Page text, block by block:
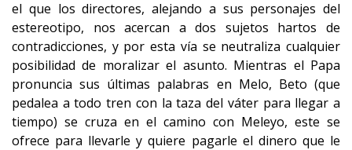
el que los directores, alejando a sus personajes del
estereotipo, nos acercan a dos sujetos hartos de
contradicciones, y por esta vía se neutraliza cualquier
posibilidad de moralizar el asunto. Mientras el Papa
pronuncia sus últimas palabras en Melo, Beto (que
pedalea a todo tren con la taza del váter para llegar a
tiempo) se cruza en el camino con Meleyo, este se
ofrece para llevarle y quiere pagarle el dinero que le